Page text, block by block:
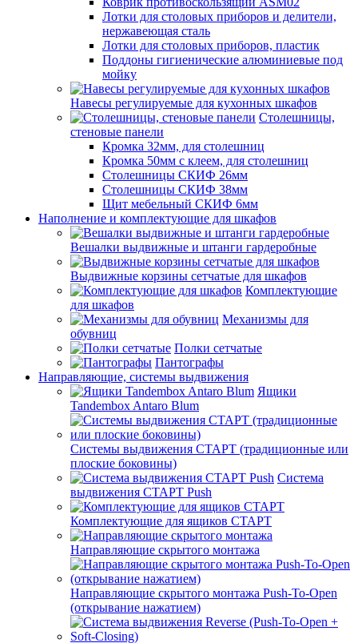
Лотки для столовых приборов и делители,
нержавеющая сталь
Лотки для столовых приборов, пластик
Поддоны гигиенические алюминиевые под
мойку
Навесы регулируемые для кухонных шкафов
Столешницы,
стеновые панели
Кромка 32мм, для столешниц
Кромка 50мм с клеем, для столешниц
Столешницы СКИФ 26мм
Столешницы СКИФ 38мм
Щит мебельный СКИФ 6мм
Наполнение и комплектующие для шкафов
Вешалки выдвижные и штанги гардеробные
Выдвижные корзины сетчатые для шкафов
Комплектующие
для шкафов
Механизмы для
обувниц
Полки сетчатые
Пантографы
Направляющие, системы выдвижения
Ящики
Tandembox Antaro Blum
Системы выдвижения СТАРТ (традиционные или
плоские боковины)
Система
выдвижения СТАРТ Push
Комплектующие для ящиков СТАРТ
Направляющие скрытого монтажа
Направляющие скрытого монтажа Push-To-Open
(открывание нажатием)